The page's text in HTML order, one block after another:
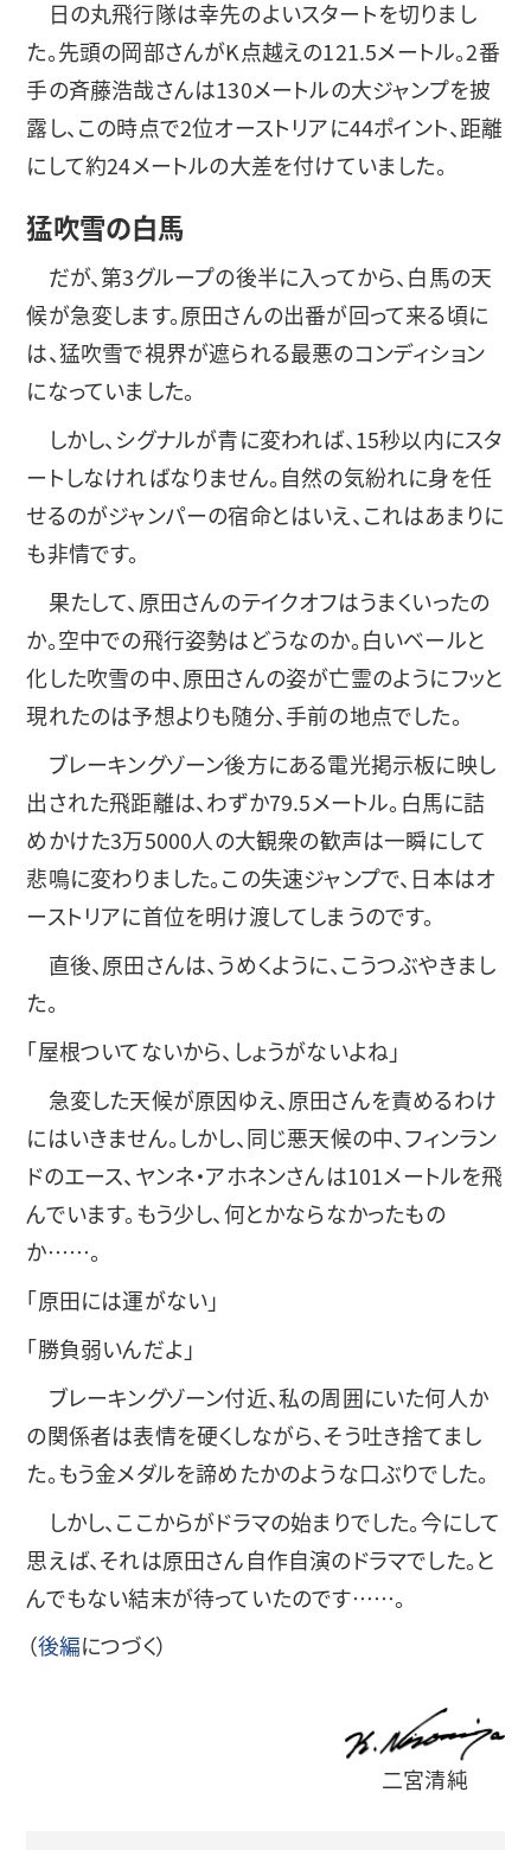
日の丸飛行隊は幸先のよいスタートを切りまし
た。先頭の岡部さんがK点越えの121.5メートル。2番
手の斉藤浩哉さんは130メートルの大ジャンプを披
露し、この時点で2位オーストリアに44ポイント、距離
にして約24メートルの大差を付けていました。
猛吹雪の白馬
だが、第3グループの後半に入ってから、白馬の天
候が急変します。原田さんの出番が回って来る頃に
は、猛吹雪で視界が遮られる最悪のコンディション
になっていました。
しかし、シグナルが青に変われば、15秒以内にスタ
ートしなければなりません。自然の気紛れに身を任
せるのがジャンパーの宿命とはいえ、これはあまりに
も非情です。
果たして、原田さんのテイクオフはうまくいったの
か。空中での飛行姿勢はどうなのか。白いベールと
化した吹雪の中、原田さんの姿が亡霊のようにフッと
現れたのは予想よりも随分、手前の地点でした。
ブレーキングゾーン後方にある電光掲示板に映し
出された飛距離は、わずか79.5メートル。白馬に詰
めかけた3万5000人の大観衆の歓声は一瞬にして
悲鳴に変わりました。この失速ジャンプで、日本はオ
ーストリアに首位を明け渡してしまうのです。
直後、原田さんは、うめくように、こうつぶやきまし
た。
「屋根ついてないから、しょうがないよね」
急変した天候が原因ゆえ、原田さんを責めるわけ
にはいきません。しかし、同じ悪天候の中、フィンラン
ドのエース、ヤンネ・アホネンさんは101メートルを飛
んでいます。もう少し、何とかならなかったもの
か……。
「原田には運がない」
「勝負弱いんだよ」
ブレーキングゾーン付近、私の周囲にいた何人か
の関係者は表情を硬くしながら、そう吐き捨てまし
た。もう金メダルを諦めたかのような口ぶりでした。
しかし、ここからがドラマの始まりでした。今にして
思えば、それは原田さん自作自演のドラマでした。と
んでもない結末が待っていたのです……。
（後編につづく）
二宮清純